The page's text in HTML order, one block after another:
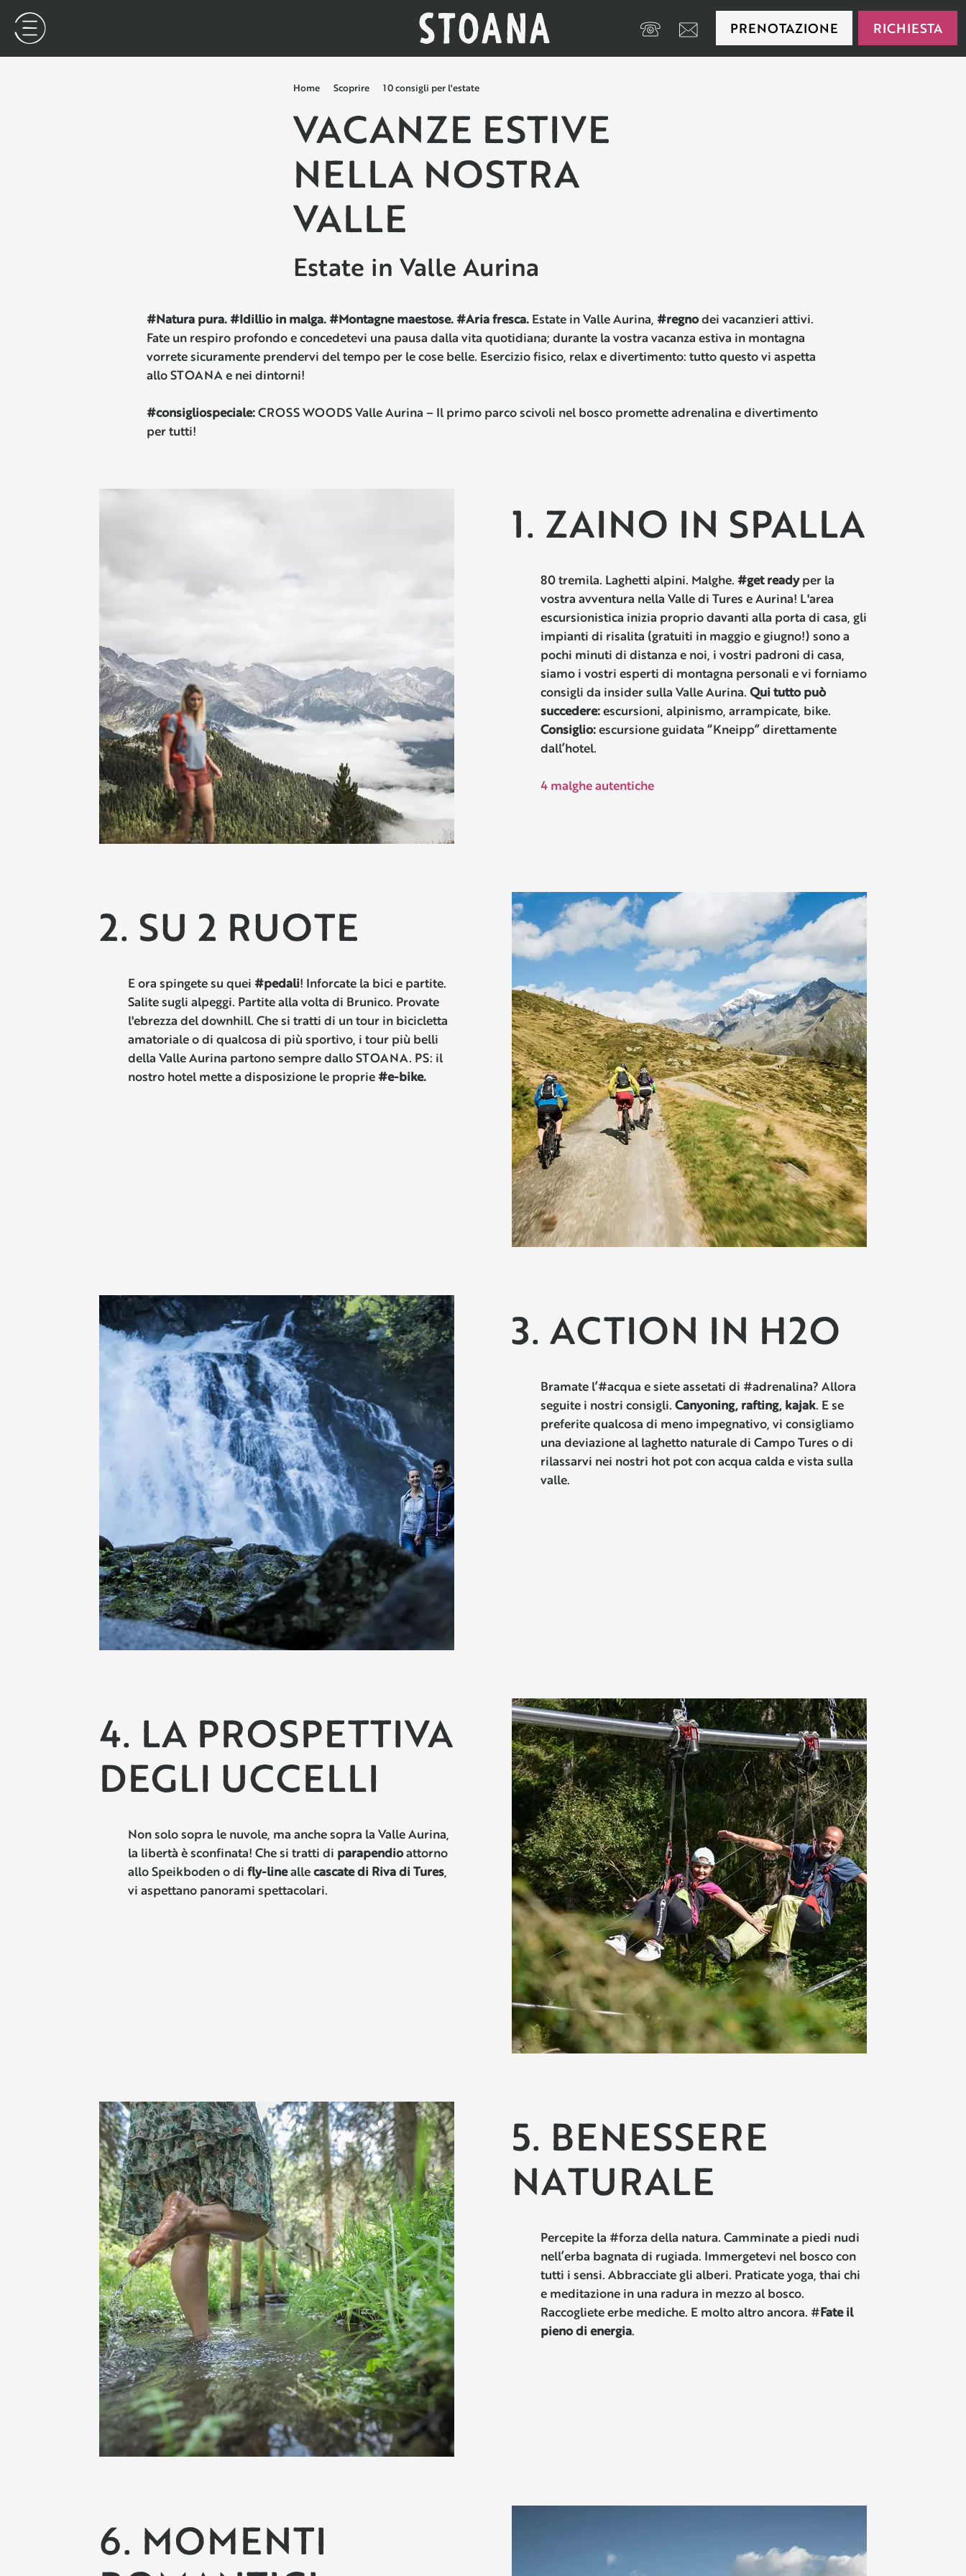
+39 0474 650175 PRENOTAZIONE RICHIESTA
Home Scoprire 10 consigli per l'estate
VACANZE ESTIVE
NELLA NOSTRA
VALLE
Estate in Valle Aurina
#Natura pura. #Idillio in malga. #Montagne maestose. #Aria fresca. Estate in Valle Aurina, #regnodei vacanzieri attivi.
Fate un respiro profondo e concedetevi una pausa dalla vita quotidiana; durante la vostra vacanza estiva in montagna
vorrete sicuramente prendervi del tempo per le cose belle. Esercizio fisico, relax e divertimento: tutto questo vi aspetta
allo STOANA e nei dintorni!
#consigliospeciale:CROSS WOODS Valle Aurina – Il primo parco scivoli nel bosco promette adrenalina e divertimento
per tutti!
1. ZAINO IN SPALLA
80 tremila. Laghetti alpini. Malghe. #get readyper la
vostra avventura nella Valle di Tures e Aurina! L'area
escursionistica inizia proprio davanti alla porta di casa, gli
impianti di risalita (gratuiti in maggio e giugno!) sono a
pochi minuti di distanza e noi, i vostri padroni di casa,
siamo i vostri esperti di montagna personali e vi forniamo
consigli da insider sulla Valle Aurina. Qui tutto può
succedere:escursioni, alpinismo, arrampicate, bike.
Consiglio:escursione guidata “Kneipp” direttamente
dall’hotel.
4 malghe autentiche
2. SU 2 RUOTE
E ora spingete su quei #pedali! Inforcate la bici e partite.
Salite sugli alpeggi. Partite alla volta di Brunico. Provate
l'ebrezza del downhill. Che si tratti di un tour in bicicletta
amatoriale o di qualcosa di più sportivo, i tour più belli
della Valle Aurina partono sempre dallo STOANA. PS: il
nostro hotel mette a disposizione le proprie#e-bike.
3. ACTION IN H2O
Bramate l’#acqua e siete assetati di #adrenalina? Allora
seguite i nostri consigli. Canyoning, rafting, kajak. E se
preferite qualcosa di meno impegnativo, vi consigliamo
una deviazione al laghetto naturale di Campo Tures o di
rilassarvi nei nostri hot pot con acqua calda e vista sulla
valle.
4. LA PROSPETTIVA
DEGLI UCCELLI
Non solo sopra le nuvole, ma anche sopra la Valle Aurina,
la libertà è sconfinata! Che si tratti di parapendioattorno
allo Speikboden o di fly-lineallecascate di Riva di Tures,
vi aspettano panorami spettacolari.
5. BENESSERE
NATURALE
Percepite la #forza della natura. Camminate a piedi nudi
nell’erba bagnata di rugiada. Immergetevi nel bosco con
tutti i sensi. Abbracciate gli alberi. Praticate yoga, thai chi
e meditazione in una radura in mezzo al bosco.
Raccogliete erbe mediche. E molto altro ancora. #Fate il
pieno di energia.
6. MOMENTI